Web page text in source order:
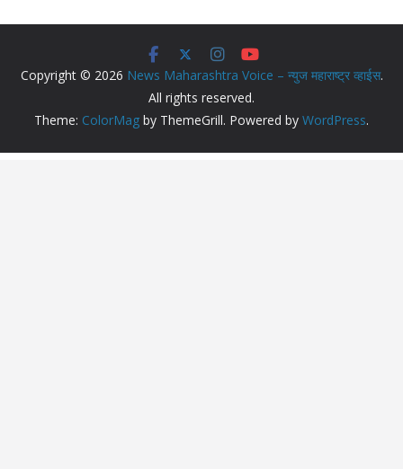
Copyright © 2026 News Maharashtra Voice – न्युज महाराष्ट्र व्हाईस.
All rights reserved.
Theme: ColorMag by ThemeGrill. Powered by WordPress.